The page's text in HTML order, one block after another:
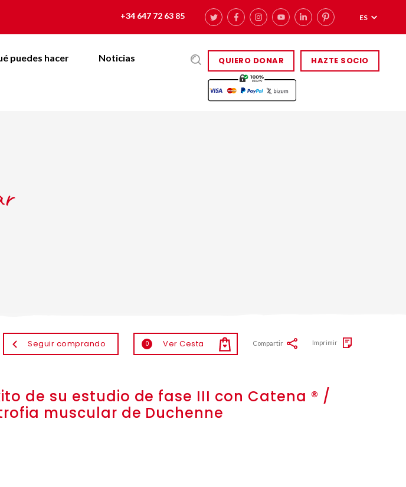
+34 647 72 63 85 ES
QUIERO DONAR HAZTE SOCIO
puedes hacer Noticias
Seguir comprando 0 Ver Cesta Compartir Imprimir
de su estudio de fase III con Catena ® /
muscular de Duchenne